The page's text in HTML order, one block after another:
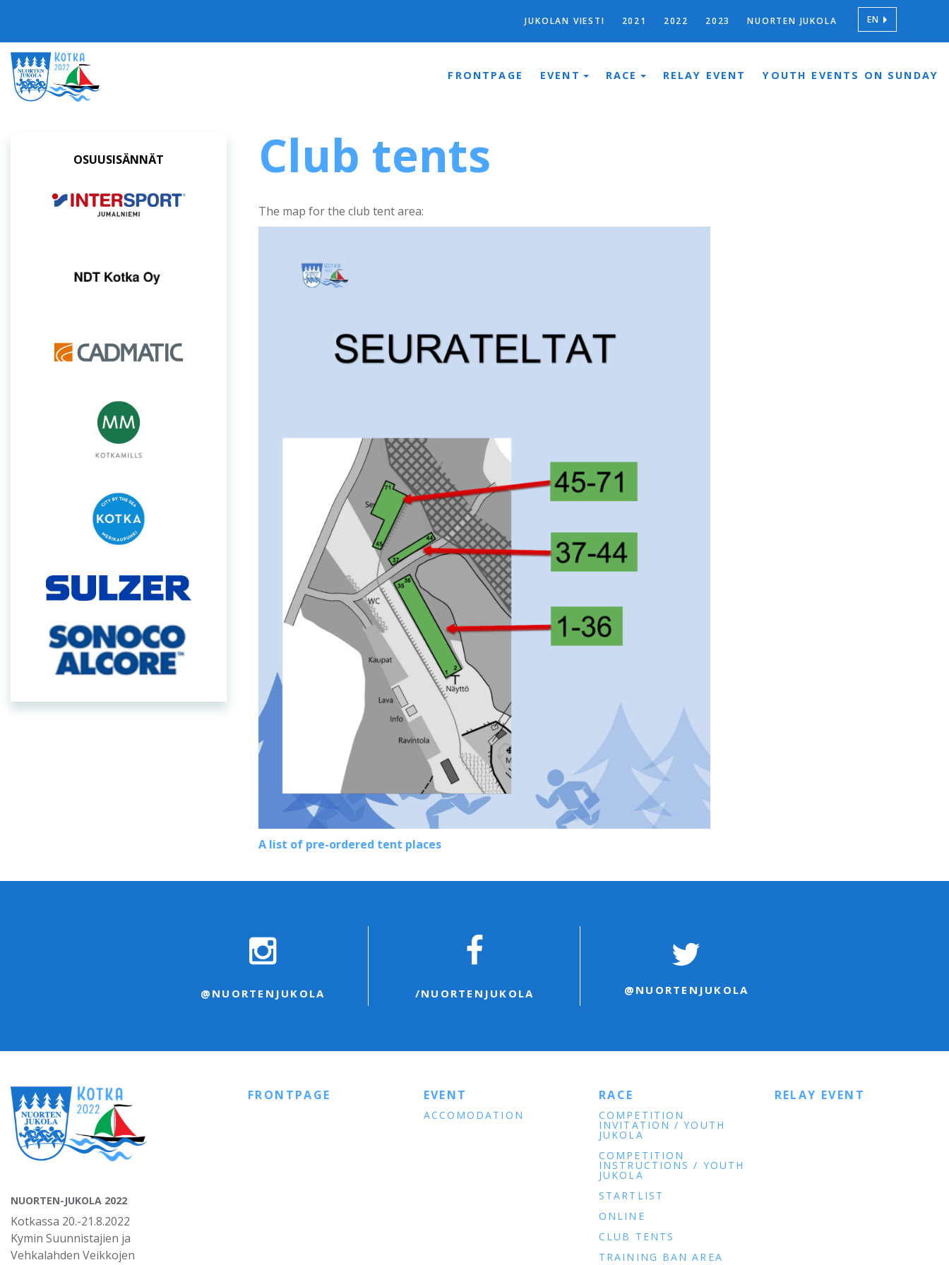
JUKOLAN VIESTI 2021 2022 2023 NUORTEN JUKOLA EN
FRONTPAGE EVENT RACE RELAY EVENT YOUTH EVENTS ON SUNDAY
Club tents
The map for the club tent area:
A list of pre-ordered tent places
OSUUSISÄNNÄT
@NUORTENJUKOLA /NUORTENJUKOLA @NUORTENJUKOLA
NUORTEN-JUKOLA 2022
Kotkassa 20.-21.8.2022
Kymin Suunnistajien ja
Vehkalahden Veikkojen
FRONTPAGE EVENT
ACCOMODATION
RACE
COMPETITION
INVITATION / YOUTH
JUKOLA
COMPETITION
INSTRUCTIONS / YOUTH
JUKOLA
STARTLIST
ONLINE
CLUB TENTS
TRAINING BAN AREA
RELAY EVENT